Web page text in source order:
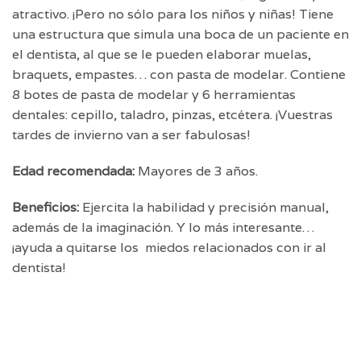
atractivo. ¡Pero no sólo para los niños y niñas! Tiene
una estructura que simula una boca de un paciente en
el dentista, al que se le pueden elaborar muelas,
braquets, empastes… con pasta de modelar. Contiene
8 botes de pasta de modelar y 6 herramientas
dentales: cepillo, taladro, pinzas, etcétera. ¡Vuestras
tardes de invierno van a ser fabulosas!
Edad recomendada: Mayores de 3 años.
Beneficios: Ejercita la habilidad y precisión manual,
además de la imaginación. Y lo más interesante…
¡ayuda a quitarse los miedos relacionados con ir al
dentista!